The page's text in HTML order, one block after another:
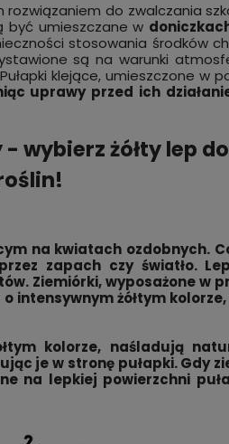
rozwiązaniem do zwalczania
być umieszczane w
stosowania środków
są na warunki
klejące, umieszczone w
uprawy przed ich
wybierz żółty lep
na kwiatach ozdobnych.
zapach czy światło.
Ziemiórki, wyposażone w
intensywnym żółtym
kolorze, naśladują
je w stronę pułapki. Gdy
na lepkiej powierzchni